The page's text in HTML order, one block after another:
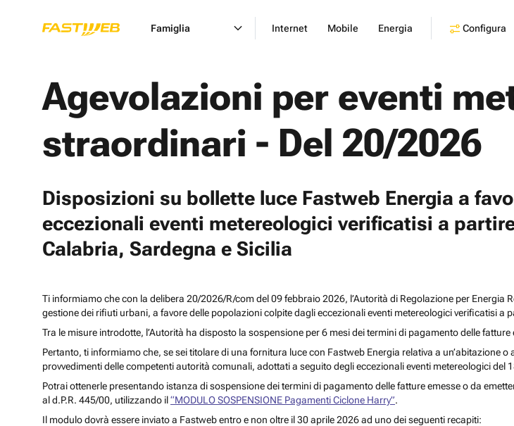
Famiglia Internet Mobile Energia Configura
Agevolazioni per eventi
straordinari - Del 20/2026
Disposizioni su bollette luce Fastweb Energia a
eccezionali eventi metereologici verificatisi a
Calabria, Sardegna e Sicilia
Ti informiamo che con la delibera 20/2026/R/com del 09 febbraio 2026, l’Autorità di Regolazione per
gestione dei rifiuti urbani, a favore delle popolazioni colpite dagli eccezionali eventi metereologici verificatisi a
Tra le misure introdotte, l’Autorità ha disposto la sospensione per 6 mesi dei termini di pagamento delle
Pertanto, ti informiamo che, se sei titolare di una fornitura luce con Fastweb Energia relativa a un’abitazione
provvedimenti delle competenti autorità comunali, adottati a seguito degli eccezionali eventi metereologici
Potrai ottenerle presentando istanza di sospensione dei termini di pagamento delle fatture emesse o da
al d.P.R. 445/00, utilizzando il“MODULO SOSPENSIONE Pagamenti Ciclone Harry”.
Il modulo dovrà essere inviato a Fastweb entro e non oltre il 30 aprile 2026 ad uno dei seguenti recapiti: